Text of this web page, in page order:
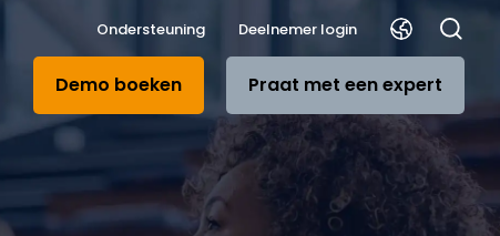
Ondersteuning Deelnemer login
Demo boeken Praat met een expert